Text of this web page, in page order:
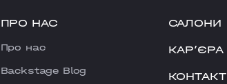
ПРО НАС
Про нас
Backstage Blog
САЛОНИ
КАРʼЄРА